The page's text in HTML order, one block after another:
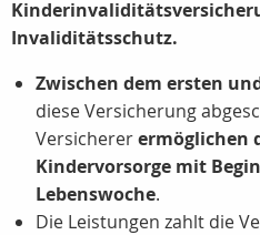
Invaliditätsschutz.
Zwischen dem ersten
diese Versicherung
Versichererermöglichen
Kindervorsorge mit
Lebenswoche.
Die Leistungen zahlt die